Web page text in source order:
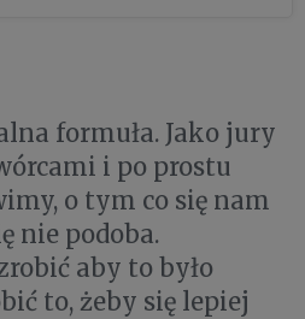
formuła. Jako jury
i po prostu
o tym co się nam
nie podoba.
aby to było
to, żeby się lepiej